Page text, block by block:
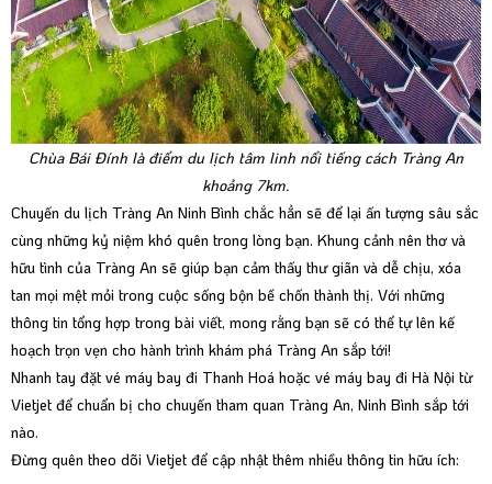
Chùa Bái Đính là điểm du lịch tâm linh nổi tiếng cách Tràng An
khoảng 7km.
Chuyến du lịch Tràng An Ninh Bình chắc hẳn sẽ để lại ấn tượng sâu sắc
cùng những kỷ niệm khó quên trong lòng bạn. Khung cảnh nên thơ và
hữu tình của Tràng An sẽ giúp bạn cảm thấy thư giãn và dễ chịu, xóa
tan mọi mệt mỏi trong cuộc sống bộn bề chốn thành thị. Với những
thông tin tổng hợp trong bài viết, mong rằng bạn sẽ có thể tự lên kế
hoạch trọn vẹn cho hành trình khám phá Tràng An sắp tới!
Nhanh tay đặt vé máy bay đi Thanh Hoá hoặc vé máy bay đi Hà Nội từ
Vietjet để chuẩn bị cho chuyến tham quan Tràng An, Ninh Bình sắp tới
nào.
Đừng quên theo dõi Vietjet để cập nhật thêm nhiều thông tin hữu ích: